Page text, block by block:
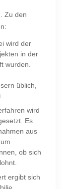
Zu den
wird der
in der
wurden.
üblich,
wird
Es
aus
ob sich
ergibt sich